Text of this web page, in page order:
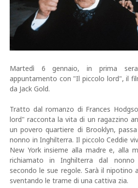
Martedì 6 gennaio, in prima
appuntamento con "Il piccolo lord", il
da Jack Gold.
Tratto dal romanzo di Frances
lord" racconta la vita di un ragazzino
un povero quartiere di Brooklyn,
nonno in Inghilterra. Il piccolo Ceddie
New York insieme alla madre e, alla
richiamato in Inghilterra dal nonno
secondo le sue regole. Sarà il nipotino
sventando le trame di una cattiva zia.